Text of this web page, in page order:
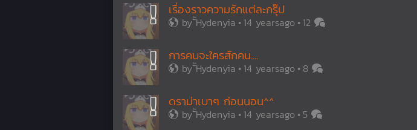
เรื่องราวความรักแต่ละกรุ๊ป
by้ัHydenyia 14 yearsago 12
การคบจะใครสักคน....
by้ัHydenyia 14 yearsago 8
ดราม่าเบาๆ ก่อนนอน^^
by้ัHydenyia 14 yearsago 5